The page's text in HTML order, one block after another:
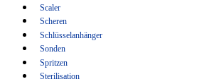
Zementspatel
Scaler
Scheren
Schlüsselanhänger
Sonden
Spritzen
Sterilisation